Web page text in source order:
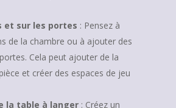
et sur les portes : Pensez à
de la chambre ou à ajouter des
Cela peut ajouter de la
et créer des espaces de jeu
la table à langer: Créez un